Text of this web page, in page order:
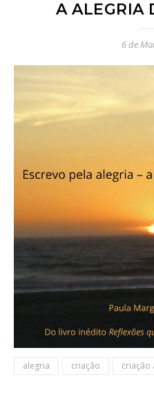
A ALEGRIA
6 de
alegria criação criação